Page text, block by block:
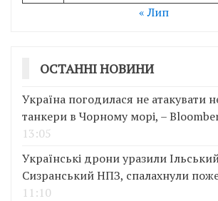
« Лип
ОСТАННІ НОВИНИ
Україна погодилася не атакувати
танкери в Чорному морі, –
13:05
Українські дрони уразили
Сизранський НПЗ, спалахнули
11:10